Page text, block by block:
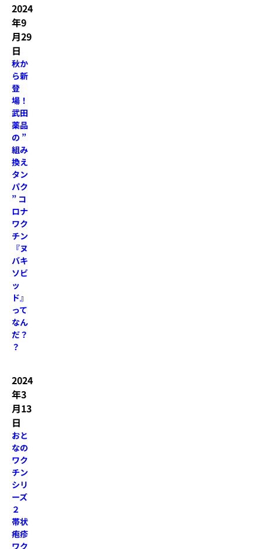
2024
年9
月29
日
秋か
ら新
登
場！
武田
薬品
の ”
組み
換え
タン
パク
” コ
ロナ
ワク
チン
『ヌ
バキ
ソビ
ッ
ド』
って
なん
だ？
？
2024
年3
月13
日
おと
なの
ワク
チン
シリ
ーズ
２
帯状
疱疹
ワク